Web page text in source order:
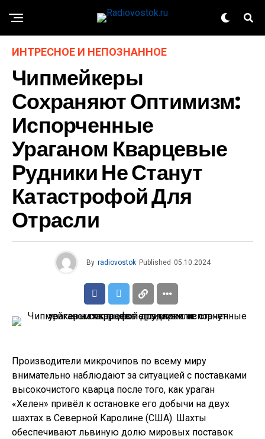
ИНТРЕСНОЕ И НЕПОЗНАННОЕ
Чипмейкеры
Сохраняют Оптимизм:
Испорченные
Ураганом Кварцевые
Рудники Не Станут
Катастрофой Для
Отрасли
By radiovostok Published 05.10.2024
Производители микрочипов по всему миру
внимательно наблюдают за ситуацией с поставками
высокочистого кварца после того, как ураган
«Хелен» привёл к остановке его добычи на двух
шахтах в Северной Каролине (США). Шахты
обеспечивают львиную долю мировых поставок